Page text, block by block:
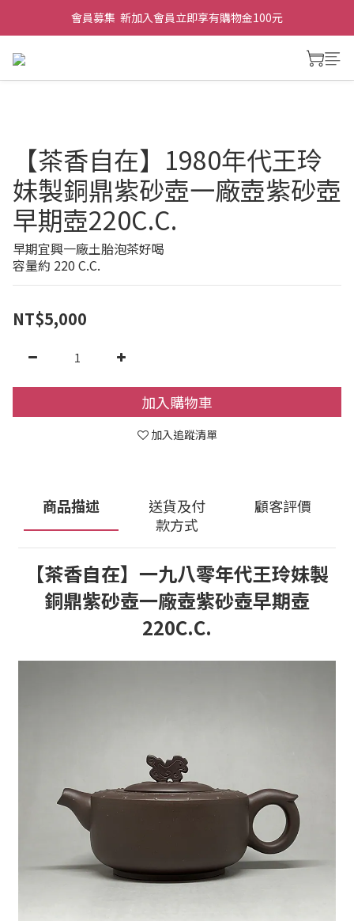
會員募集  新加入會員立即享有購物金100元
【茶香自在】1980年代王玲
妹製銅鼎紫砂壺一廠壺紫砂壺
早期壺220C.C.
早期宜興一廠土胎泡茶好喝
容量約 220 C.C.
NT$5,000
加入購物車
加入追蹤清單
商品描述
送貨及付
款方式
顧客評價
【茶香自在】一九八零年代王玲妹製
銅鼎紫砂壺一廠壺紫砂壺早期壺
220C.C.